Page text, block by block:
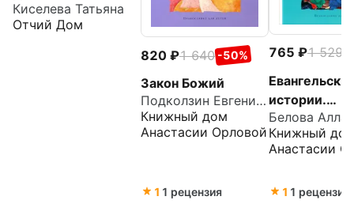
паломничеств по
Истринской земле
Киселева Татьяна
Отчий Дом
820 1 640 -50%
Закон Божий
Подколзин Евгений Николаевич
Книжный дом
Анастасии Орловой
1 1 рецензия
765 1 529
истории.
детей
Белова Алла
Книжный
Анастасии
1 1 рецензия